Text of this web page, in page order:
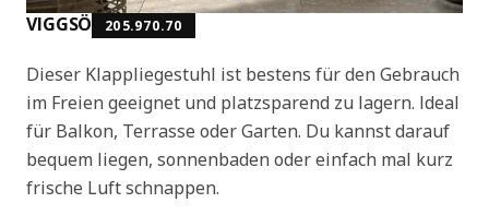
VIGGSÖ 205.970.70
Dieser Klappliegestuhl ist bestens für den Gebrauch
im Freien geeignet und platzsparend zu lagern. Ideal
für Balkon, Terrasse oder Garten. Du kannst darauf
bequem liegen, sonnenbaden oder einfach mal kurz
frische Luft schnappen.